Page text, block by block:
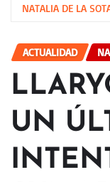
NATALIA DE LA
ACTUALIDAD
UN